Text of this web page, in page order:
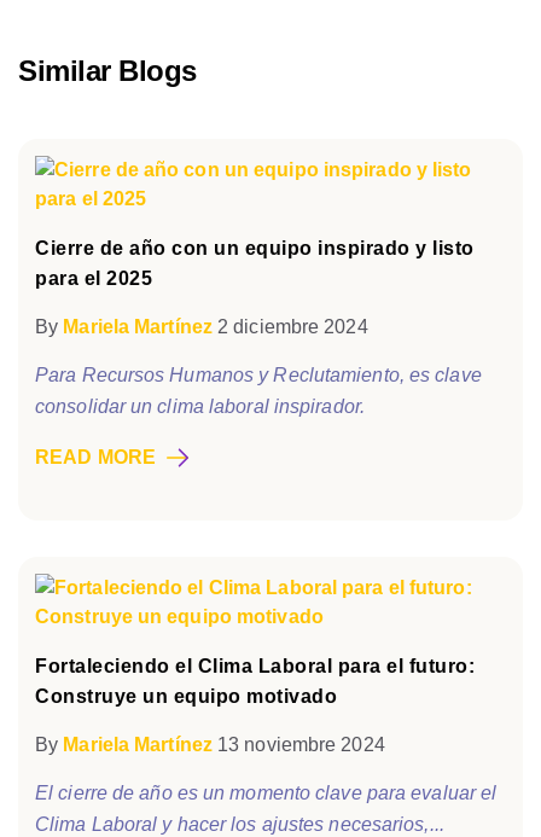
Similar Blogs
Cierre de año con un equipo inspirado y listo
para el 2025
By Mariela Martínez 2 diciembre 2024
Para Recursos Humanos y Reclutamiento, es clave
consolidar un clima laboral inspirador.
READ MORE
Fortaleciendo el Clima Laboral para el futuro:
Construye un equipo motivado
By Mariela Martínez 13 noviembre 2024
El cierre de año es un momento clave para evaluar el
Clima Laboral y hacer los ajustes necesarios,...